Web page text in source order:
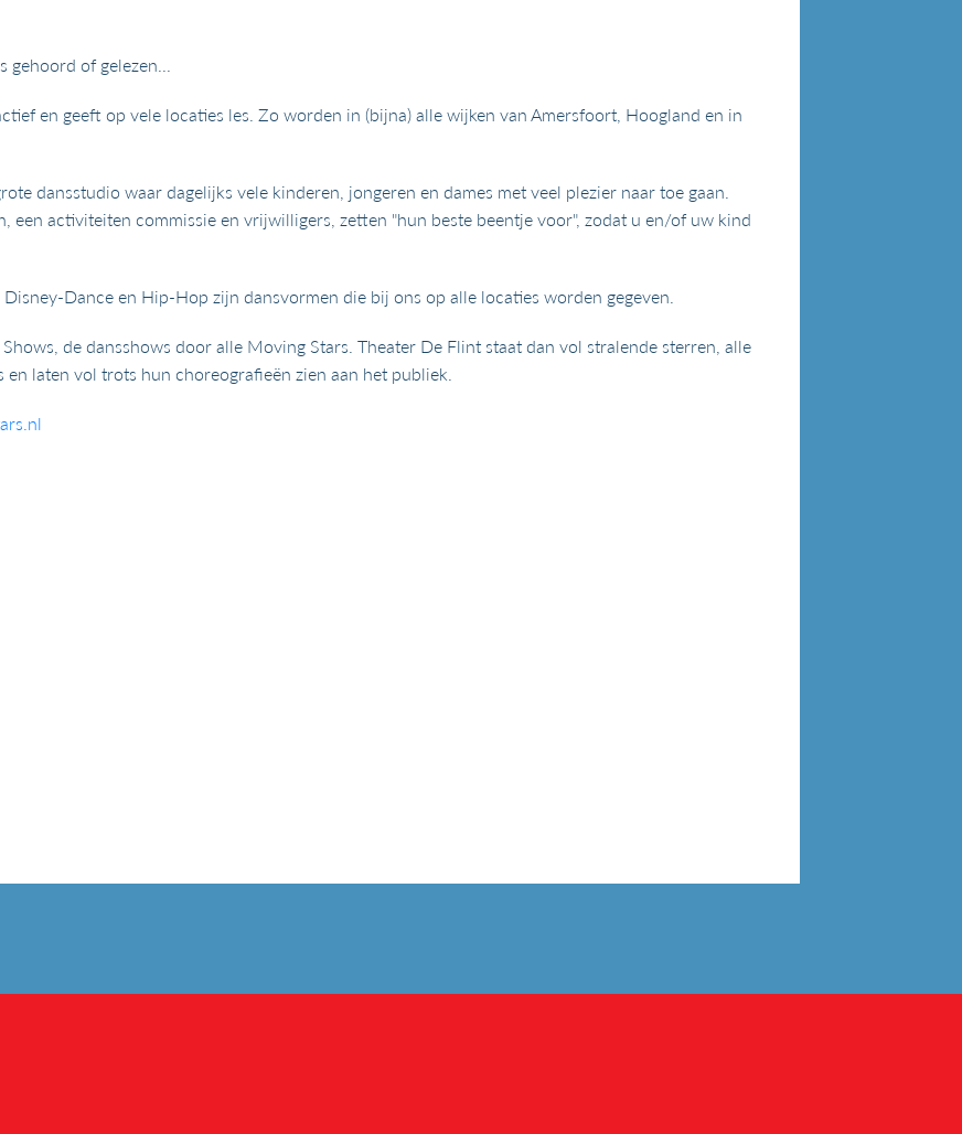
of gelezen...
en geeft op vele locaties les. Zo worden in (bijna) alle wijken van Amersfoort, Hoogland en in
dansstudio waar dagelijks vele kinderen, jongeren en dames met veel plezier naar toe gaan.
een activiteiten commissie en vrijwilligers, zetten "hun beste beentje voor", zodat u en/of uw kind
Dance en Hip-Hop zijn dansvormen die bij ons op alle locaties worden gegeven.
de dansshows door alle Moving Stars. Theater De Flint staat dan vol stralende sterren, alle
laten vol trots hun choreografieën zien aan het publiek.